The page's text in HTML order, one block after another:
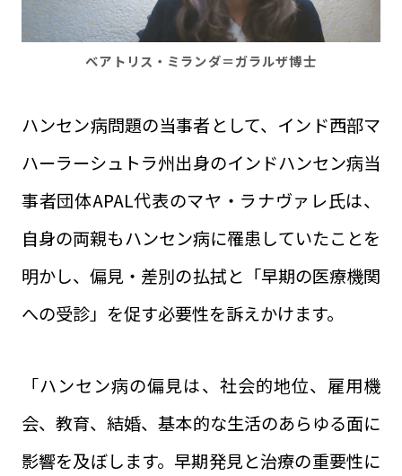
ベアトリス・ミランダ＝ガラルザ博士
ハンセン病問題の当事者として、インド西部マ
ハーラーシュトラ州出身のインドハンセン病当
事者団体APAL代表のマヤ・ラナヴァレ氏は、
自身の両親もハンセン病に罹患していたことを
明かし、偏見・差別の払拭と「早期の医療機関
への受診」を促す必要性を訴えかけます。
「ハンセン病の偏見は、社会的地位、雇用機
会、教育、結婚、基本的な生活のあらゆる面に
影響を及ぼします。早期発見と治療の重要性に